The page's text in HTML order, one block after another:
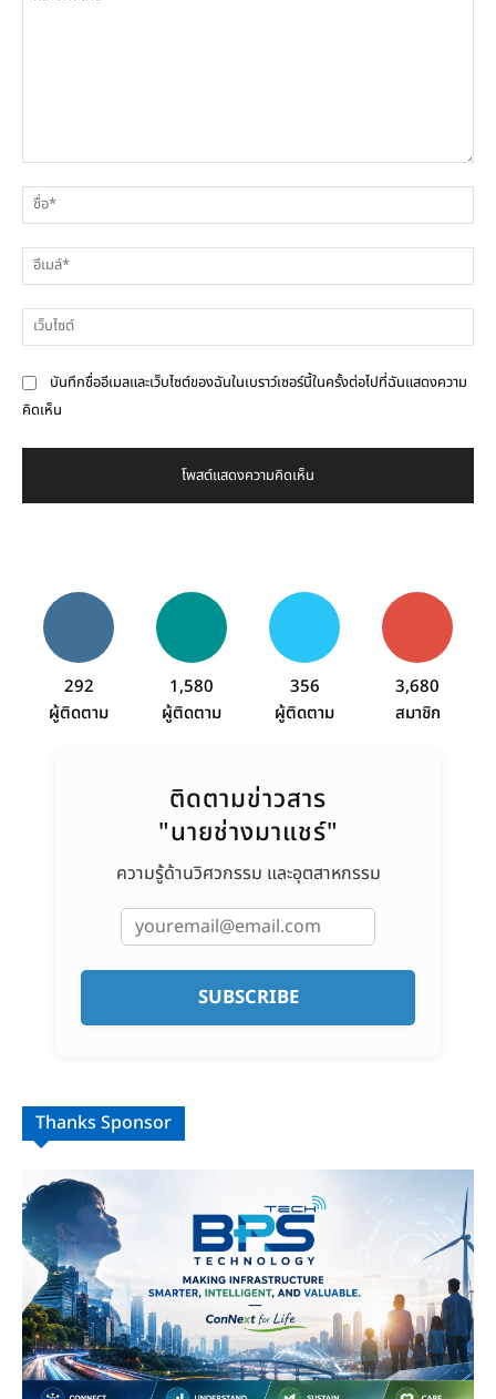
คิด
เห็น
บันทึกชื่ออีเมลและเว็บไซต์ของฉันในเบราว์เซอร์นี้ในครั้งต่อไปที่ฉันแสดงความ
คิดเห็น
292
ผู้ติดตาม
1,580
ผู้ติดตาม
356
ผู้ติดตาม
3,680
สมาชิก
ติดตามข่าวสาร
"นายช่างมาแชร์"
ความรู้ด้านวิศวกรรม และอุตสาหกรรม
SUBSCRIBE
Thanks Sponsor